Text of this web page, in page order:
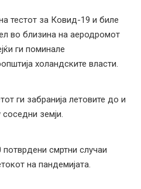
тестот за Ковид-19 и биле
во близина на аеродромот
ги поминале
холандските власти.
ги забранија летовите до и
земји.
смртни случаи
на пандемијата.